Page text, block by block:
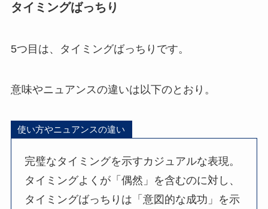
タイミングばっちり
5つ目は、タイミングばっちりです。
意味やニュアンスの違いは以下のとおり。
使い方やニュアンスの違い
完璧なタイミングを示すカジュアルな表現。
タイミングよくが「偶然」を含むのに対し、
タイミングばっちりは「意図的な成功」を示